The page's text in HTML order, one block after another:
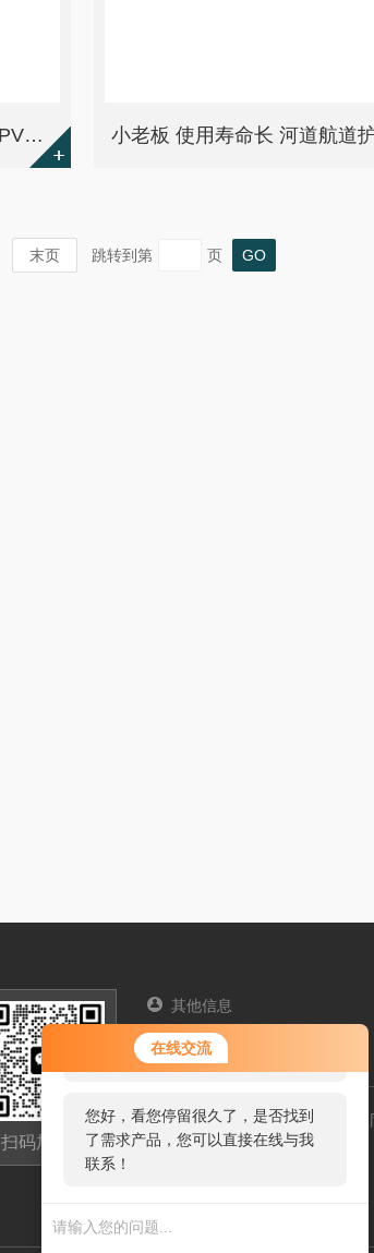
在线交流
您好！欢迎前来咨询，很高兴为您
服务，请问您要咨询什么问题呢？
您好，看您停留很久了，是否找到
了需求产品，您可以直接在线与我
联系！
小老板 全新原料 颜色可选 透明PVC颗粒 生产厂家
末页 跳转到第 页
扫码加微信
其他信息
联系人：赵欢
浙江省嘉兴桐乡市经济开发
13806730839@163.com